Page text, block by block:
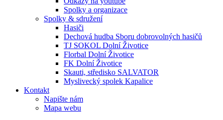
Spolky a organizace
Spolky & sdružení
Hasiči
Dechová hudba Sboru dobrovolných hasičů
TJ SOKOL Dolní Životice
Florbal Dolní Životice
FK Dolní Životice
Skauti, středisko SALVATOR
Myslivecký spolek Kapalice
Kontakt
Napište nám
Mapa webu